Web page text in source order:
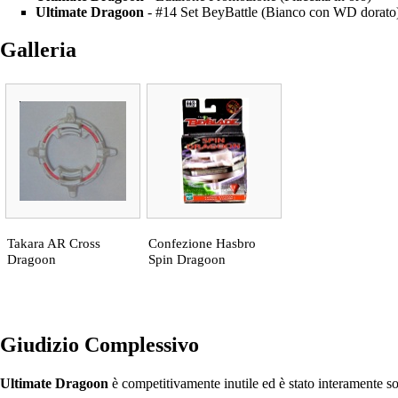
Ultimate Dragoon - #14 Set BeyBattle (Bianco con WD
Galleria
Takara AR Cross
Dragoon
Confezione Hasbro
Spin Dragoon
Giudizio Complessivo
Ultimate Dragoon è competitivamente inutile ed è stato interamente